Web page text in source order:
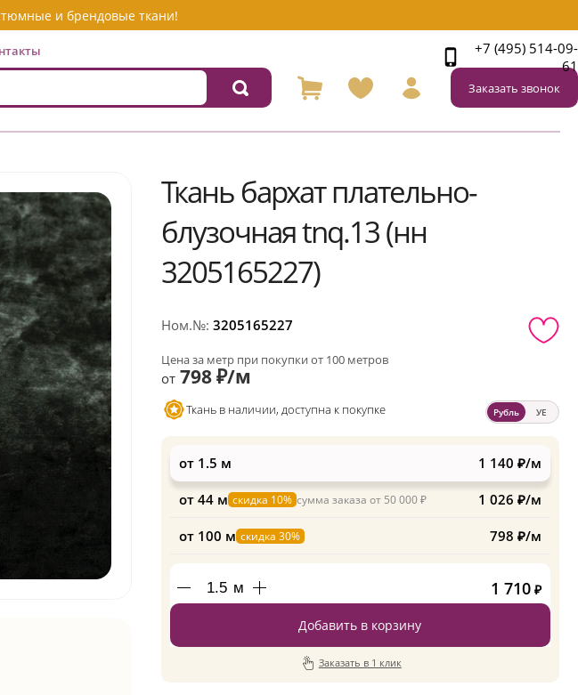
и брендовые ткани!
+7 (495) 514-09-
61
Заказать звонок
Ткань бархат плательно-
блузочная tnq.13 (нн
3205165227)
Ном.№: 3205165227
Цена за метр при покупки от 100 метров
от798 ₽/м
Ткань в наличии, доступна к покупке Рубль УЕ
от 1.5 м 1 140 ₽/м
от 44 м скидка 10% сумма заказа от 50 000 ₽ 1 026 ₽/м
от 100 м скидка 30% 798 ₽/м
м 1 710 ₽
Добавить в корзину
Заказать в 1 клик